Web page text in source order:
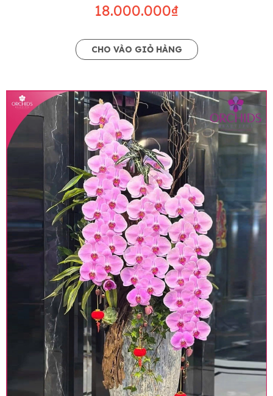
18.000.000₫
CHO VÀO GIỎ HÀNG